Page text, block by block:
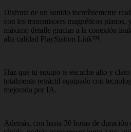
Disfruta de un sonido increíblemente
con los transmisores magnéticos planos,
máximo detalle gracias a la conexión
alta calidad PlayStation Link™.
Haz que tu equipo te escuche alto y
totalmente retráctil equipado con
mejorada por IA.
Además, con hasta 30 horas de duración